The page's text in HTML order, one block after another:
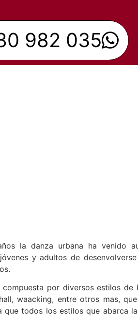
982 035
la danza urbana ha venido
y adultos de
compuesta por diversos estilos
waacking, entre otros mas,
que todos los estilos que abarca